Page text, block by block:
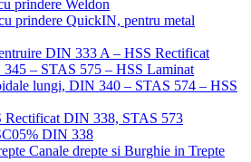
prindere Weldon
prindere QuickIN, pentru metal
DIN 333 A – HSS Rectificat
– STAS 575 – HSS Laminat
lungi, DIN 340 – STAS 574 – HSS
Rectificat DIN 338, STAS 573
DIN 338
Canale drepte si Burghie in Trepte